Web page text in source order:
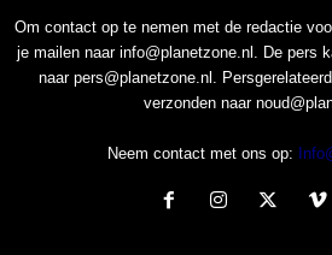
Om contact op te nemen met de redactie
je mailen naar info@planetzone.nl. De pers
naar pers@planetzone.nl.
verzonden naar
Neem contact met ons op: